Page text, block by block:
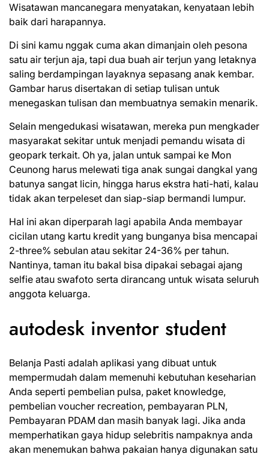
Wisatawan mancanegara menyatakan, kenyataan lebih
baik dari harapannya.
Di sini kamu nggak cuma akan dimanjain oleh pesona
satu air terjun aja, tapi dua buah air terjun yang letaknya
saling berdampingan layaknya sepasang anak kembar.
Gambar harus disertakan di setiap tulisan untuk
menegaskan tulisan dan membuatnya semakin menarik.
Selain mengedukasi wisatawan, mereka pun mengkader
masyarakat sekitar untuk menjadi pemandu wisata di
geopark terkait. Oh ya, jalan untuk sampai ke Mon
Ceunong harus melewati tiga anak sungai dangkal yang
batunya sangat licin, hingga harus ekstra hati-hati, kalau
tidak akan terpeleset dan siap-siap bermandi lumpur.
Hal ini akan diperparah lagi apabila Anda membayar
cicilan utang kartu kredit yang bunganya bisa mencapai
2-three% sebulan atau sekitar 24-36% per tahun.
Nantinya, taman itu bakal bisa dipakai sebagai ajang
selfie atau swafoto serta dirancang untuk wisata seluruh
anggota keluarga.
autodesk inventor student
Belanja Pasti adalah aplikasi yang dibuat untuk
mempermudah dalam memenuhi kebutuhan keseharian
Anda seperti pembelian pulsa, paket knowledge,
pembelian voucher recreation, pembayaran PLN,
Pembayaran PDAM dan masih banyak lagi. Jika anda
memperhatikan gaya hidup selebritis nampaknya anda
akan menemukan bahwa pakaian hanya digunakan satu